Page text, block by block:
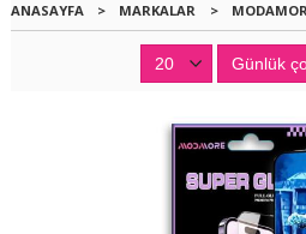
ANASAYFA > MARKALAR >